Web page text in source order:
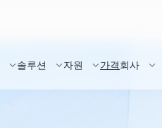
솔루션 자원 가격회사